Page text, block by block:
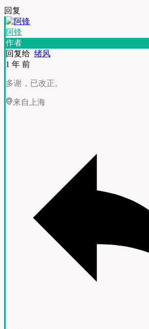
回复
阿锋
作者
回复给 绪风
1 年 前
多谢，已改正。
来自上海